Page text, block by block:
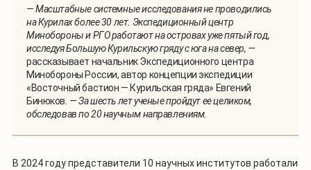
— Масштабные системные исследования не проводились
на Курилах более 30 лет. Экспедиционный центр
Минобороны и РГО работают на островах уже пятый год,
исследуя Большую Курильскую гряду с юга на север, —
рассказывает начальник Экспедиционного центра
Минобороны России, автор концепции экспедиции
«Восточный бастион — Курильская гряда» Евгений
Бинюков. — За шесть лет ученые пройдут ее целиком,
обследовав по 20 научным направлениям.
В 2024 году представители 10 научных институтов работали